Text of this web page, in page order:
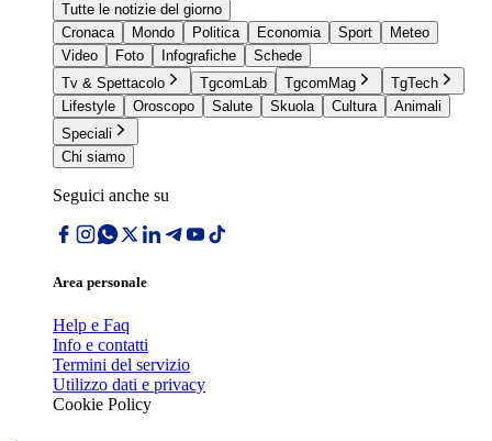
Tutte le notizie del giorno
Cronaca
Mondo Politica Economia Sport
Meteo
Video
Foto Infografiche
Schede
Tv & Spettacolo
TgcomLab TgcomMag
TgTech
Lifestyle
Oroscopo Salute Skuola Cultura
Animali
Speciali
Chi siamo
Seguici anche su
Area personale
Help e Faq
Info e contatti
Termini del servizio
Utilizzo dati e privacy
Cookie Policy